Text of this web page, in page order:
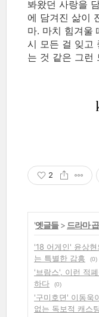
봐왔던 사랑을
에 담겨진 삶이
마. 마치 힘겨울
시 모든 걸 잊고
는 것 같은 그런
2
'옛글들> 드라마
'18 어게인' 윤상
는 특별한 감흥
(0)
'브람스', 이런 적
하다
(0)
'구미호뎐' 이동욱
없는 독보적 캐스팅